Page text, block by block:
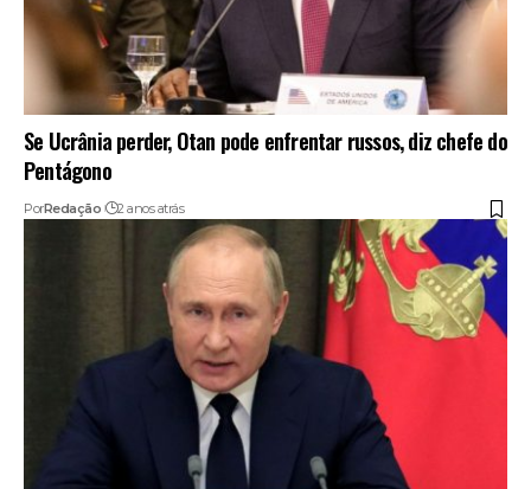
Se Ucrânia perder, Otan pode enfrentar russos, diz chefe do
Pentágono
PorRedação 2 anos atrás